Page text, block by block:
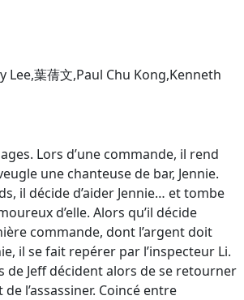
Lee,葉蒨文,Paul Chu Kong,Kenneth
Lors d’une commande, il rend
une chanteuse de bar, Jennie.
il décide d’aider Jennie… et tombe
d’elle. Alors qu’il décide
commande, dont l’argent doit
il se fait repérer par l’inspecteur Li.
de Jeff décident alors de se retourner
l’assassiner. Coincé entre